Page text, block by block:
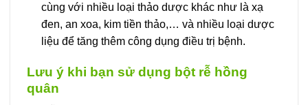
cùng với nhiều loại thảo dược khác như là xạ
đen, an xoa, kim tiền thảo,… và nhiều loại dược
liệu để tăng thêm công dụng điều trị bệnh.
Lưu ý khi bạn sử dụng bột rễ hồng
quân